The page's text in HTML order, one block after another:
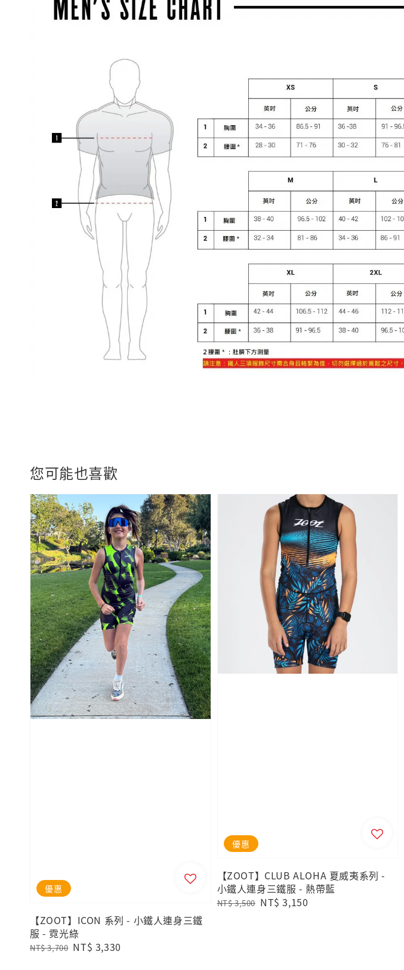
您可能也喜歡
優惠
【ZOOT】ICON 系列 - 小鐵人連身三鐵
服 - 霓光綠
Regular
NT$ 3,700 Sale
NT$ 3,330
優惠
【ZOOT】CLUB ALOHA 夏威夷系列 -
小鐵人連身三鐵服 - 熱帶藍
Regular
NT$ 3,500 Sale
NT$ 3,150